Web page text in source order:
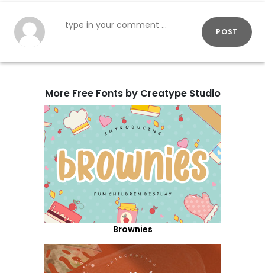
POST
More Free Fonts by Creatype Studio
Brownies